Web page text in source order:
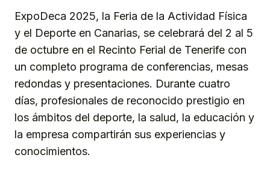
ExpoDeca 2025, la Feria de la Actividad Física
y el Deporte en Canarias, se celebrará del 2 al 5
de octubre en el Recinto Ferial de Tenerife con
un completo programa de conferencias, mesas
redondas y presentaciones. Durante cuatro
días, profesionales de reconocido prestigio en
los ámbitos del deporte, la salud, la educación y
la empresa compartirán sus experiencias y
conocimientos.